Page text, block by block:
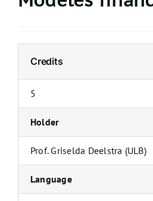
Credits
5
Holder
Prof. Griselda Deelstra (ULB)
Language